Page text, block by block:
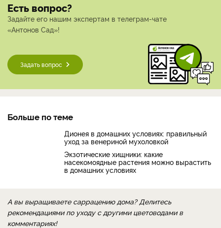
Есть вопрос?
Задайте его нашим экспертам в телеграм-чате
«Антонов Сад»!
Задать вопрос
Больше по теме
Дионея в домашних условиях: правильный
уход за венериной мухоловкой
Экзотические хищники: какие
насекомоядные растения можно вырастить
в домашних условиях
А вы выращиваете саррацению дома? Делитесь
рекомендациями по уходу с другими цветоводами в
комментариях!